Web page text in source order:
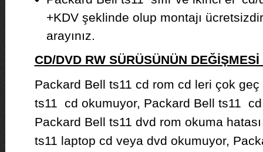
+KDV şeklinde olup montajı
arayınız.
CD/DVD RW SÜRÜSÜNÜN
Packard Bell ts11 cd rom cd leri çok
ts11 cd okumuyor, Packard Bell ts11 cd
Packard Bell ts11 dvd rom okuma
ts11 laptop cd veya dvd okumuyor,